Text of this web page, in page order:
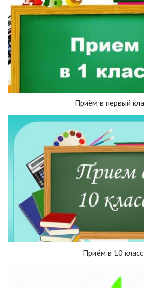
Приём в первый
Приём в 10 класс